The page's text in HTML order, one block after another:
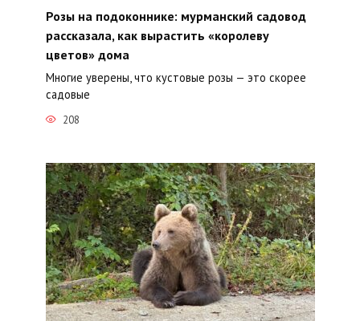
Розы на подоконнике: мурманский садовод
рассказала, как вырастить «королеву
цветов» дома
Многие уверены, что кустовые розы — это скорее
садовые
208